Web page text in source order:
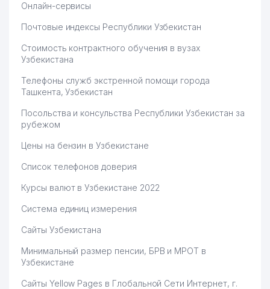
Онлайн-сервисы
Почтовые индексы Республики Узбекистан
Стоимость контрактного обучения в вузах
Узбекистана
Телефоны служб экстренной помощи города
Ташкента, Узбекистан
Посольства и консульства Республики Узбекистан за
рубежом
Цены на бензин в Узбекистане
Список телефонов доверия
Курсы валют в Узбекистане 2022
Система единиц измерения
Сайты Узбекистана
Минимальный размер пенсии, БРВ и МРОТ в
Узбекистане
Сайты Yellow Pages в Глобальной Сети Интернет, г.